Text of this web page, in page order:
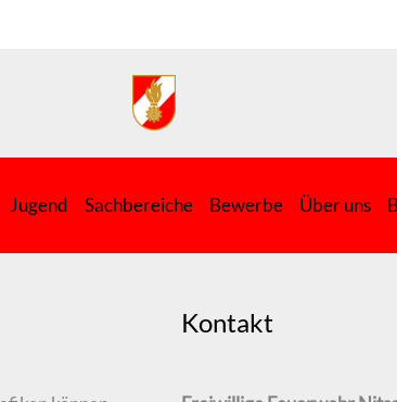
Jugend Sachbereiche Bewerbe Über uns
Kontakt